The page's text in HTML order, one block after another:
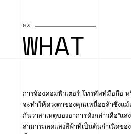
03
WHAT
การจ้องคอมพิวเตอร์ โทรศัพท์มือถือ ห
จะทำให้ดวงตาของคุณเหนื่อยล้าซึ่งแ
กันว่าสาเหตุของอาการดังกล่าวคือ"แสง
สามารถลดแสงสีฟ้าที่เป็นต้นกำเนิดขอ